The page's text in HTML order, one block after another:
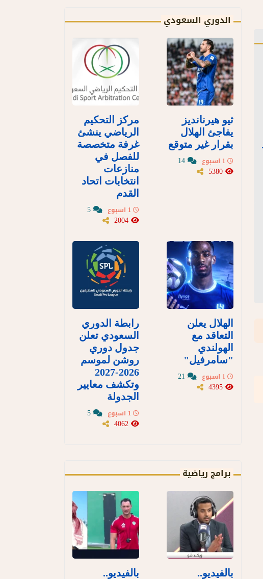
الدوري السعودي
ثيو هيرنانديز
يفاجئ الهلال
بقرار غير متوقع
مركز التحكيم
الرياضي ينشئ
غرفة متخصصة
للفصل في
منازعات
انتخابات اتحاد
القدم
الهلال يعلن
التعاقد مع
الهولندي
"سامرفيل"
رابطة الدوري
السعودي تعلن
جدول دوري
روشن لموسم
2026-2027
وتكشف معايير
الجدولة
برامج رياضية
بالفيديو..
بالفيديو..